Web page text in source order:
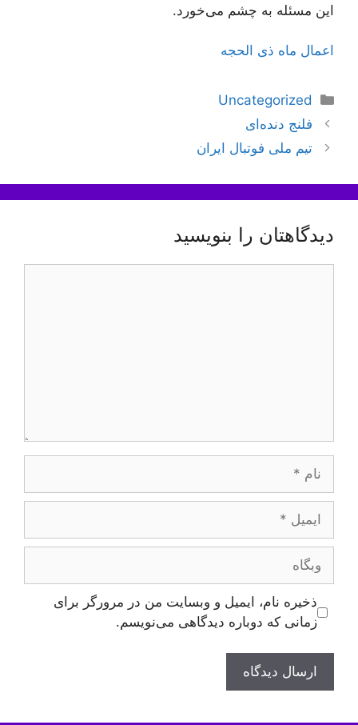
این مسئله به چشم مى‌خورد.
اعمال ماه ذی الحجه
دسته‌ها
Uncategorized
ناوبری
نوشته‌ها
فلنج دنده‌ای
تیم ملی فوتبال ایران
دیدگاهتان را بنویسید
ایمیل
وبگاه
ذخیره نام، ایمیل و وبسایت من در مرورگر برای
زمانی که دوباره دیدگاهی می‌نویسم.